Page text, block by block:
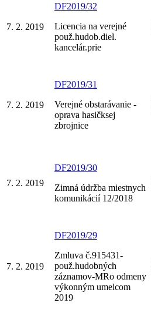
7. 2. 2019
DF2019/32
Licencia na verejné
použ.hudob.diel.
kancelár.prie
7. 2. 2019
DF2019/31
Verejné obstarávanie -
oprava hasičksej
zbrojnice
7. 2. 2019
DF2019/30
Zimná údržba miestnych
komunikácií 12/2018
7. 2. 2019
DF2019/29
Zmluva č.915431-
použ.hudobných
záznamov-MRo odmeny
výkonným umelcom
2019